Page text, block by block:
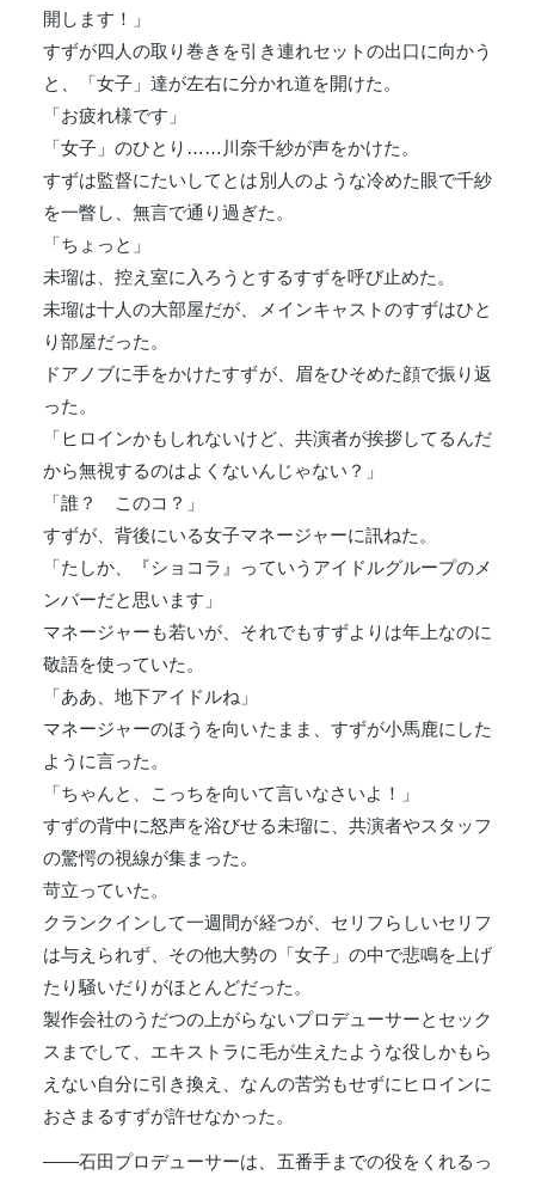
開します！」
すずが四人の取り巻きを引き連れセットの出口に向かう
と、「女子」達が左右に分かれ道を開けた。
「お疲れ様です」
「女子」のひとり……川奈千紗が声をかけた。
すずは監督にたいしてとは別人のような冷めた眼で千紗
を一瞥し、無言で通り過ぎた。
「ちょっと」
未瑠は、控え室に入ろうとするすずを呼び止めた。
未瑠は十人の大部屋だが、メインキャストのすずはひと
り部屋だった。
ドアノブに手をかけたすずが、眉をひそめた顔で振り返
った。
「ヒロインかもしれないけど、共演者が挨拶してるんだ
から無視するのはよくないんじゃない？」
「誰？ このコ？」
すずが、背後にいる女子マネージャーに訊ねた。
「たしか、『ショコラ』っていうアイドルグループのメ
ンバーだと思います」
マネージャーも若いが、それでもすずよりは年上なのに
敬語を使っていた。
「ああ、地下アイドルね」
マネージャーのほうを向いたまま、すずが小馬鹿にした
ように言った。
「ちゃんと、こっちを向いて言いなさいよ！」
すずの背中に怒声を浴びせる未瑠に、共演者やスタッフ
の驚愕の視線が集まった。
苛立っていた。
クランクインして一週間が経つが、セリフらしいセリフ
は与えられず、その他大勢の「女子」の中で悲鳴を上げ
たり騒いだりがほとんどだった。
製作会社のうだつの上がらないプロデューサーとセック
スまでして、エキストラに毛が生えたような役しかもら
えない自分に引き換え、なんの苦労もせずにヒロインに
おさまるすずが許せなかった。
――石田プロデューサーは、五番手までの役をくれるっ